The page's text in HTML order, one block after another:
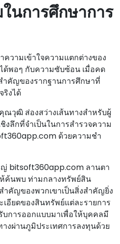
นการศึกษาการ
วามเข้าใจความแตกต่างของ
ด้พอๆ กับความซับซ้อน เมื่อคด
าคัญของรากฐานการศึกษาที่
ริงได้
ณวุฒิ ส่องสว่างเส้นทางสําหรับผู้
ลึกที่จําเป็นในการสํารวจความ
ด้วยความชํา
bitsoft360app.com ลานตา
ค้นพบ ท่ามกลางทรัพย์สิน
าคัญของพวกเขาเป็นสิ่งสําคัญยิ่ง
อียดของสินทรัพย์แต่ละรายการ
บการออกแบบมาเพื่อให้บุคคลมี
งผ่านภูมิประเทศการลงทุนด้วย